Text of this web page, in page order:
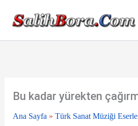
Bu kadar yürekten
Ana Sayfa » Türk Sanat Müziği